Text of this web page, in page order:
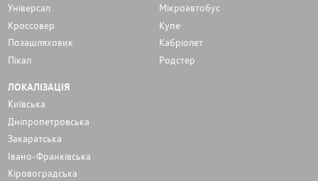
Унiверсал
Мікроавтобус
Кроссовер
Купе
Позашляховик
Кабріолет
Пікап
Родстер
ЛОКАЛІЗАЦІЯ
Київська
Дніпропетровська
Закаратська
Івано-Франківська
Кіровоградська